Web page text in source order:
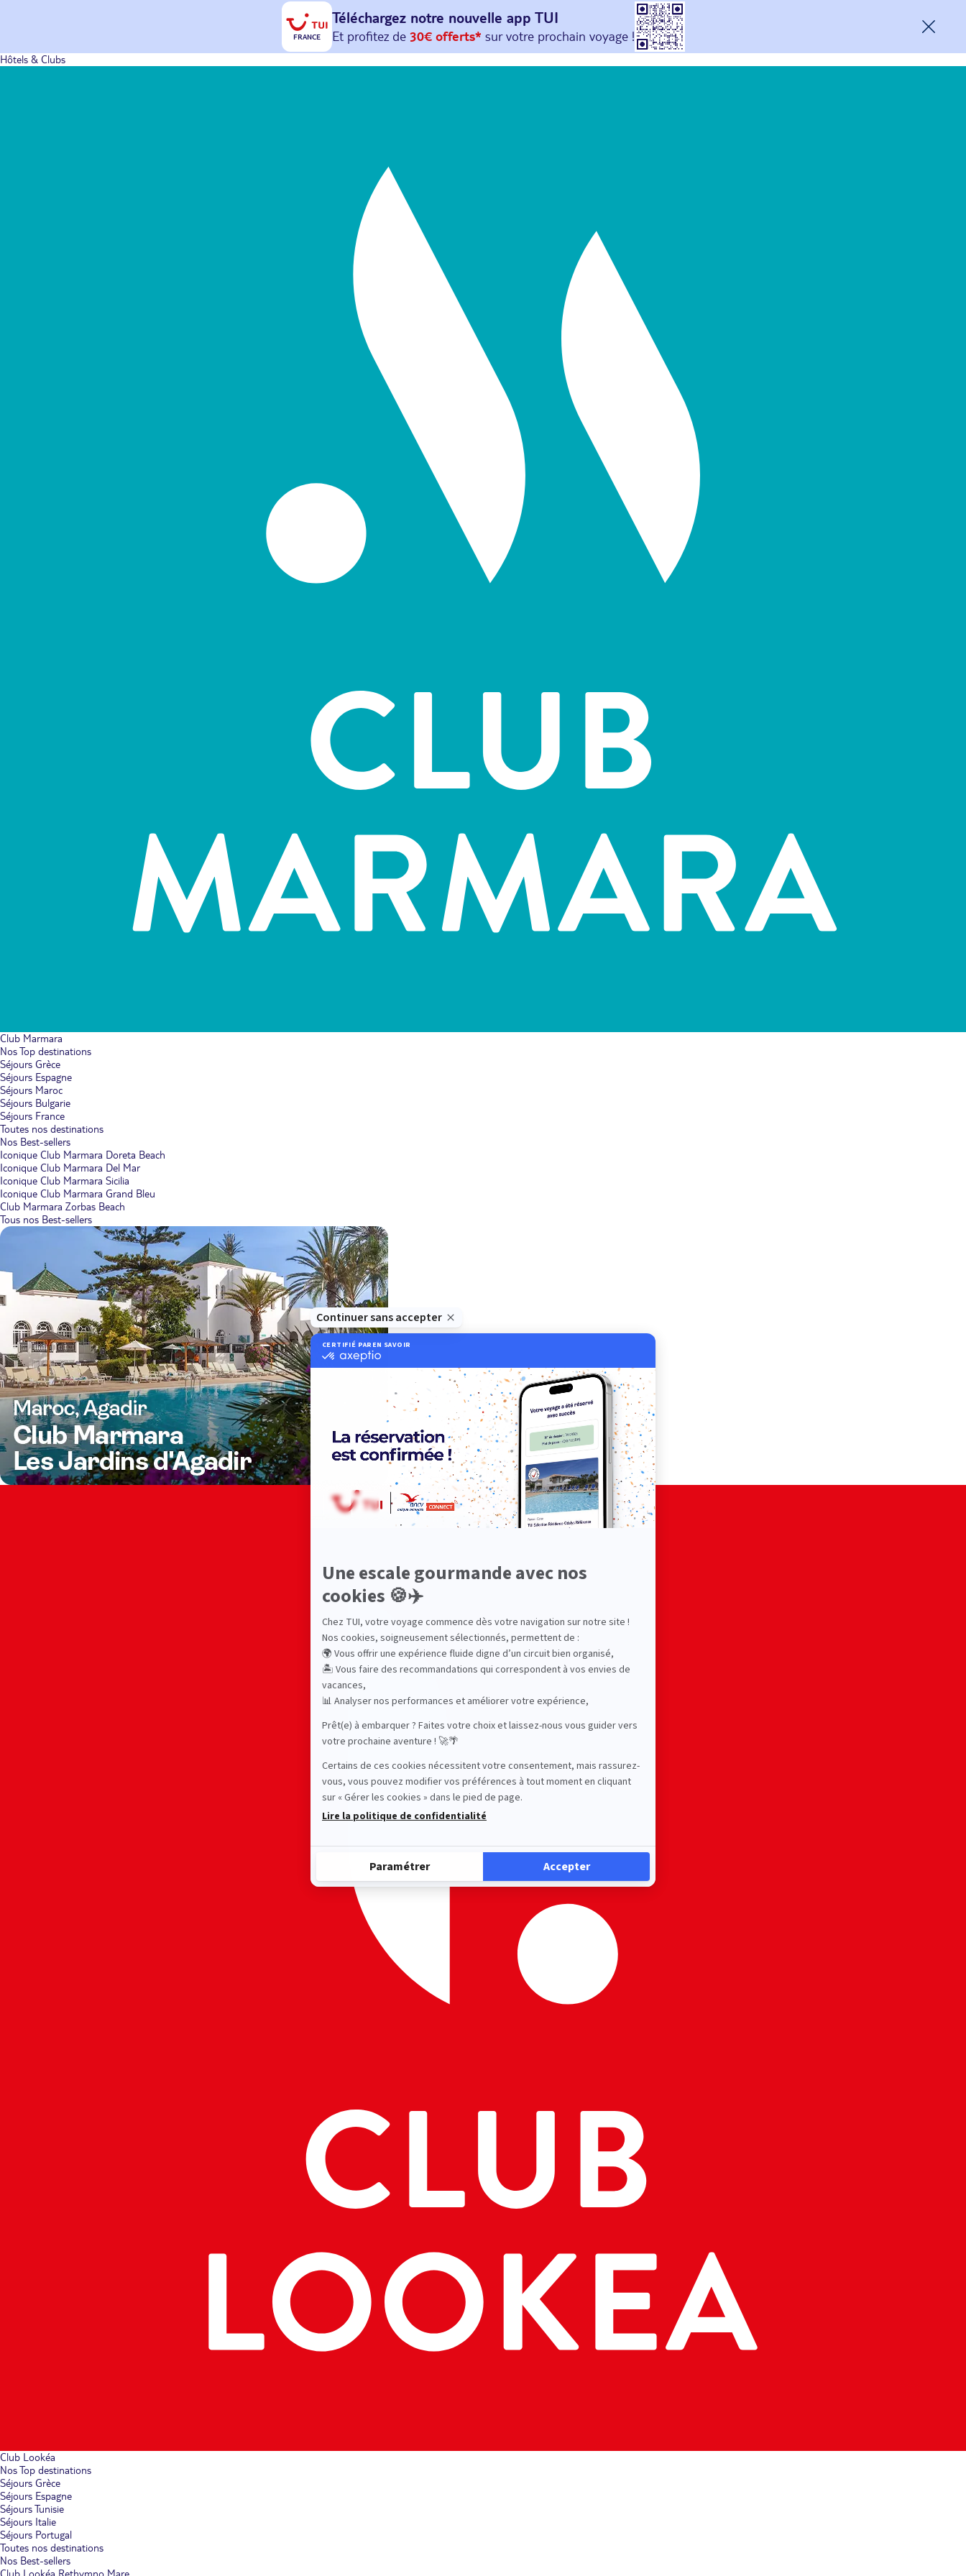
FRANCE
Téléchargez notre nouvelle app TUI
Et profitez de 30€ offerts*sur votre prochain
avec le code : HAPPYAPP
Hôtels & Clubs
Club Marmara
Nos Top destinations
Séjours Grèce
Séjours Espagne
Séjours Maroc
Séjours Bulgarie
Séjours France
Toutes nos destinations
Nos Best-sellers
Iconique Club Marmara Doreta Beach
Iconique Club Marmara Del Mar
Iconique Club Marmara Sicilia
Iconique Club Marmara Grand Bleu
Club Marmara Zorbas Beach
Tous nos Best-sellers
Club Lookéa
Nos Top destinations
Séjours Grèce
Séjours Espagne
Séjours Tunisie
Séjours Italie
Séjours Portugal
Toutes nos destinations
Nos Best-sellers